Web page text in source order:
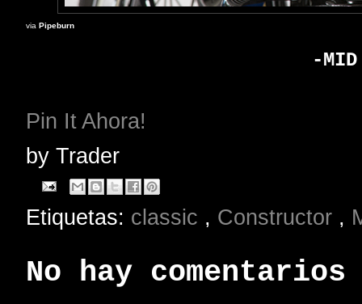
via Pipeburn
-
Pin It Ahora!
by Trader
Etiquetas: classic , Constructor ,
No hay